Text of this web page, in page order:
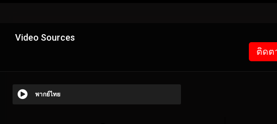
Video Sources
ติดต
พากย์ไทย